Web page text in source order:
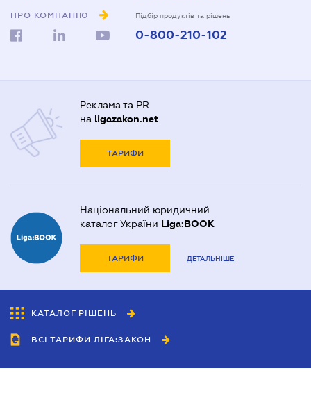
ПРО КОМПАНІЮ Підбір продуктів та рішень
0-800-210-102
Реклама та PR
на ligazakon.net
ТАРИФИ
Національний юридичний
каталог України Liga:BOOK
ТАРИФИ ДЕТАЛЬНІШЕ
КАТАЛОГ РІШЕНЬ
ВСІ ТАРИФИ ЛІГА:ЗАКОН